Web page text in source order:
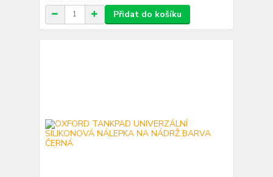
Přidat do košíku